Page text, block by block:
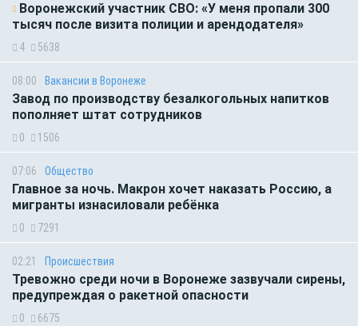
Воронежский участник СВО: «У меня пропали 300
тысяч после визита полиции и арендодателя»
4 5638
08:00 Вакансии в Воронеже
Завод по производству безалкогольных напитков
пополняет штат сотрудников
0 1506
07:06 Общество
Главное за ночь. Макрон хочет наказать Россию, а
мигранты изнасиловали ребёнка
0 7291
02:21 Происшествия
Тревожно среди ночи в Воронеже зазвучали сирены,
предупреждая о ракетной опасности
0 6675